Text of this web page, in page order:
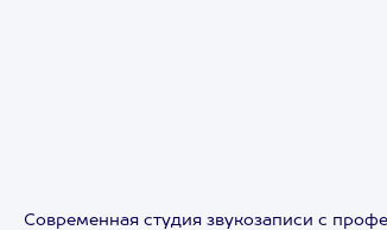
Современная студия звукозаписи с